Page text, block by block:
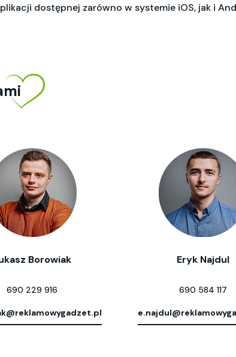
dostępnej zarówno w systemie iOS, jak i
Borowiak
690 229 916
Eryk Najdul
690 584 117